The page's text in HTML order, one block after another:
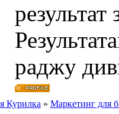
результат
раджу
Курилка » Маркетинг для